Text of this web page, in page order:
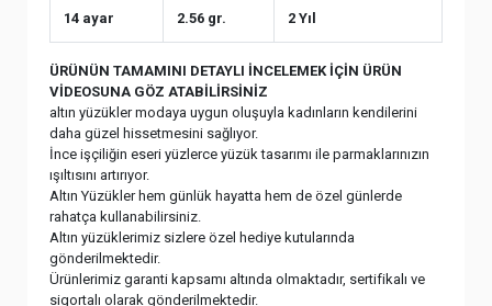
14 ayar 2.56 gr. 2 Yıl
ÜRÜNÜN TAMAMINI DETAYLI İNCELEMEK İÇİN ÜRÜN
VİDEOSUNA GÖZ ATABİLİRSİNİZ
altın yüzükler modaya uygun oluşuyla kadınların kendilerini
daha güzel hissetmesini sağlıyor.
İnce işçiliğin eseri yüzlerce yüzük tasarımı ile parmaklarınızın
ışıltısını artırıyor.
Altın Yüzükler hem günlük hayatta hem de özel günlerde
rahatça kullanabilirsiniz.
Altın yüzüklerimiz sizlere özel hediye kutularında
gönderilmektedir.
Ürünlerimiz garanti kapsamı altında olmaktadır, sertifikalı ve
sigortalı olarak gönderilmektedir.